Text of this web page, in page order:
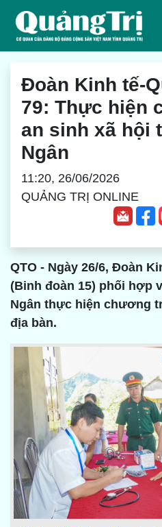
Đoàn Kinh tế-
79: Thực hiện
an sinh xã hội
Ngân
11:20, 26/06/2026
QUẢNG TRỊ ONLINE
QTO - Ngày 26/6, Đoàn
(Binh đoàn 15) phối hợp
Ngân thực hiện chương
địa bàn.